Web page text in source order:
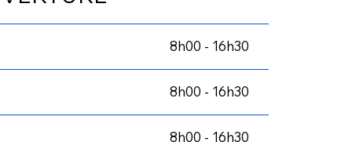
8h00 - 16h30
8h00 - 16h30
8h00 - 16h30